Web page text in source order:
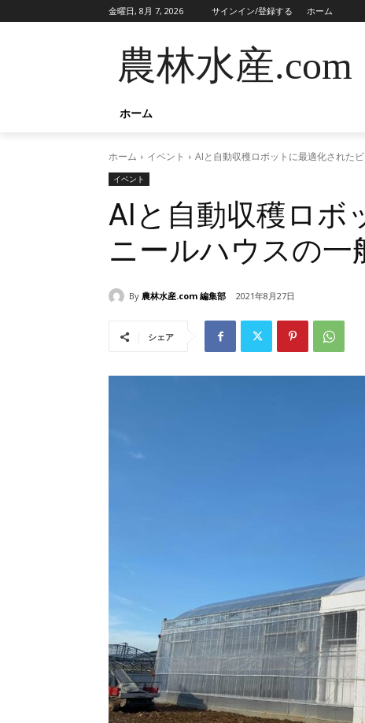
金曜日, 8月 7, 2026 サインイン/登録する ホーム
農林水産.com
ホーム
ホーム イベント AIと自動収穫ロボットに最適化された
イベント
AIと自動収穫ロボ
ニールハウスの一
By 農林水産.com 編集部 2021年8月27日
シェア